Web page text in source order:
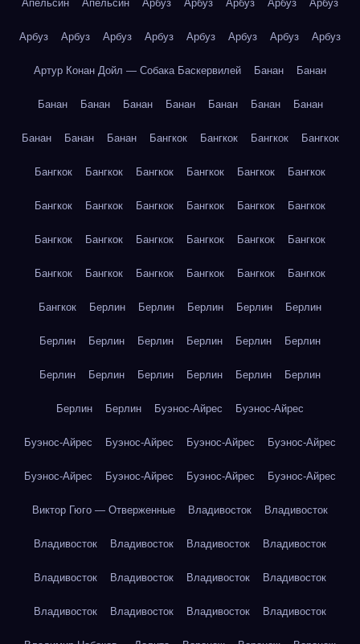
Апельсин Апельсин Арбуз Арбуз Арбуз Арбуз Арбуз
Арбуз Арбуз Арбуз Арбуз Арбуз Арбуз Арбуз Арбуз
Артур Конан Дойл — Собака Баскервилей Банан Банан
Банан Банан Банан Банан Банан Банан Банан
Банан Банан Банан Бангкок Бангкок Бангкок Бангкок
Бангкок Бангкок Бангкок Бангкок Бангкок Бангкок
Бангкок Бангкок Бангкок Бангкок Бангкок Бангкок
Бангкок Бангкок Бангкок Бангкок Бангкок Бангкок
Бангкок Бангкок Бангкок Бангкок Бангкок Бангкок
Бангкок Берлин Берлин Берлин Берлин Берлин
Берлин Берлин Берлин Берлин Берлин Берлин
Берлин Берлин Берлин Берлин Берлин Берлин
Берлин Берлин Буэнос-Айрес Буэнос-Айрес
Буэнос-Айрес Буэнос-Айрес Буэнос-Айрес Буэнос-Айрес
Буэнос-Айрес Буэнос-Айрес Буэнос-Айрес Буэнос-Айрес
Виктор Гюго — Отверженные Владивосток Владивосток
Владивосток Владивосток Владивосток Владивосток
Владивосток Владивосток Владивосток Владивосток
Владивосток Владивосток Владивосток Владивосток